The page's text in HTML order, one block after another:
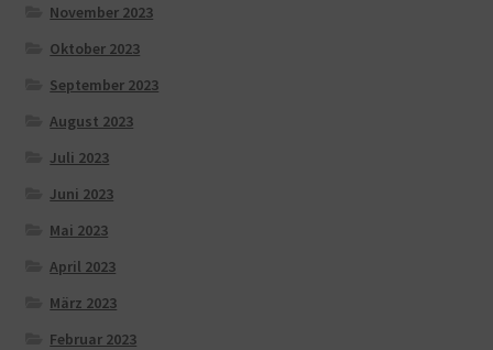
November 2023
Oktober 2023
September 2023
August 2023
Juli 2023
Juni 2023
Mai 2023
April 2023
März 2023
Februar 2023